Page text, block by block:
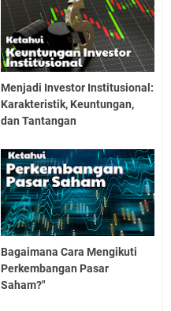
Menjadi Investor Institusional:
Karakteristik, Keuntungan,
dan Tantangan
Bagaimana Cara Mengikuti
Perkembangan Pasar
Saham?"